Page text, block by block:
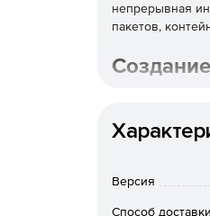
непрерывная
пакетов,
Создание
управлять
Версия
Способ доставки